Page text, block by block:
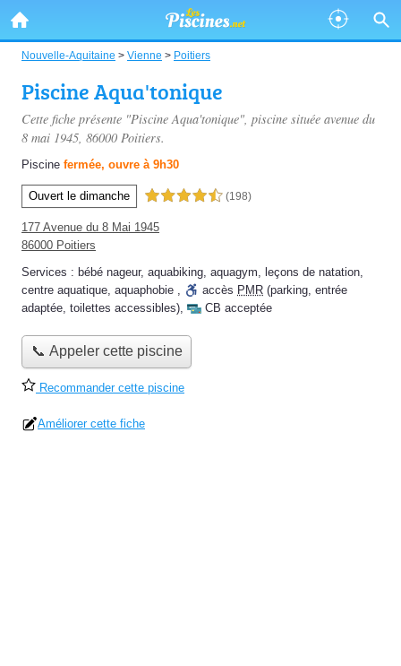
Nouvelle-Aquitaine > Vienne > Poitiers
Piscine Aqua'tonique
Cette fiche présente "Piscine Aqua'tonique", piscine située avenue du
8 mai 1945, 86000 Poitiers.
Piscine fermée, ouvre à 9h30
Ouvert le dimanche 4,5 étoiles sur 5 (198)
177 Avenue du 8 Mai 1945
86000 Poitiers
Services : bébé nageur, aquabiking, aquagym, leçons de natation,
centre aquatique, aquaphobie , accès PMR (parking, entrée
adaptée, toilettes accessibles), CB acceptée
📞 Appeler cette piscine
Recommander cette piscine
Améliorer cette fiche